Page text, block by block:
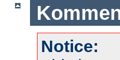
Notice: